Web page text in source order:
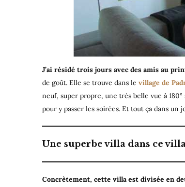
J’ai résidé trois jours avec des amis au
de goût. Elle se trouve dans le village de
neuf, super propre, une très belle vue à
pour y passer les soirées. Et tout ça dans
Une superbe villa dans ce
Concrètement, cette villa est divisée en